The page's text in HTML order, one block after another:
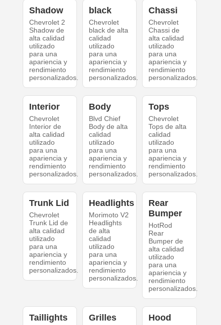
Shadow
Chevrolet 2
Shadow de
alta calidad
utilizado
para una
apariencia y
rendimiento
personalizados.
black
Chevrolet
black de alta
calidad
utilizado
para una
apariencia y
rendimiento
personalizados.
Chassi
Chevrolet
Chassi de
alta calidad
utilizado
para una
apariencia y
rendimiento
personalizados.
Interior
Chevrolet
Interior de
alta calidad
utilizado
para una
apariencia y
rendimiento
personalizados.
Body
Blvd Chief
Body de alta
calidad
utilizado
para una
apariencia y
rendimiento
personalizados.
Tops
Chevrolet
Tops de alta
calidad
utilizado
para una
apariencia y
rendimiento
personalizados.
Trunk Lid
Chevrolet
Trunk Lid de
alta calidad
utilizado
para una
apariencia y
rendimiento
personalizados.
Headlights
Morimoto V2
Headlights
de alta
calidad
utilizado
para una
apariencia y
rendimiento
personalizados.
Rear
Bumper
HotRod
Rear
Bumper de
alta calidad
utilizado
para una
apariencia y
rendimiento
personalizados.
Taillights Grilles Hood